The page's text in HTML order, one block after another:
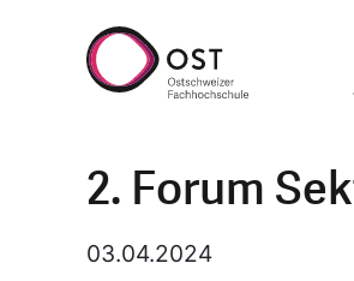
2. Forum
03.04.2024